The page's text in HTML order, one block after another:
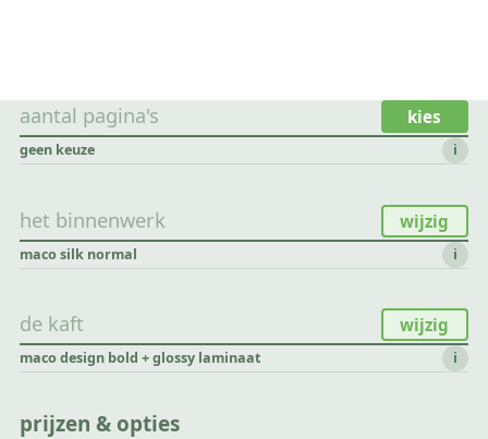
aantal pagina's kies
geen keuze i
het binnenwerk wijzig
maco silk normal i
de kaft wijzig
maco design bold + glossy laminaat i
prijzen & opties